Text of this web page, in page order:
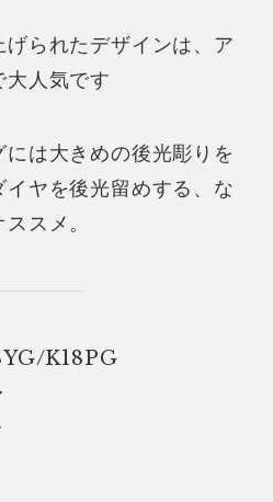
られたデザインは、ア
大人気です
は大きめの後光彫りを
ヤを後光留めする、な
スメ。
K18PG